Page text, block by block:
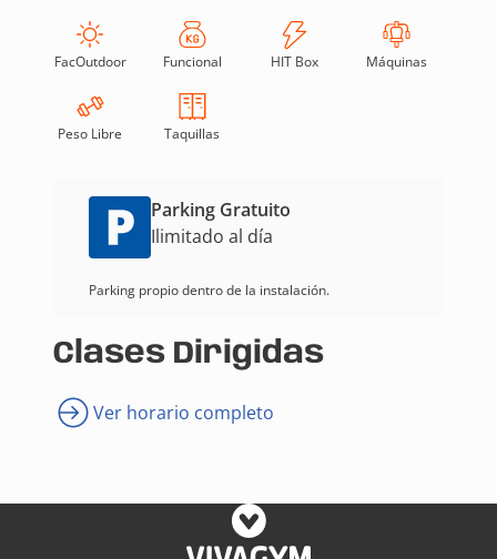
FacOutdoor Funcional HIT Box Máquinas
Peso Libre Taquillas
Parking Gratuito
Ilimitado al día
Parking propio dentro de la instalación.
Clases Dirigidas
Ver horario completo